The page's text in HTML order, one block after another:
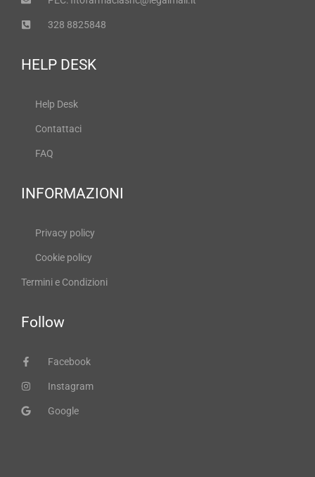
328 8825848
HELP DESK
Help Desk
Contattaci
FAQ
INFORMAZIONI
Privacy policy
Cookie policy
Termini e Condizioni
Follow
Facebook
Instagram
Google